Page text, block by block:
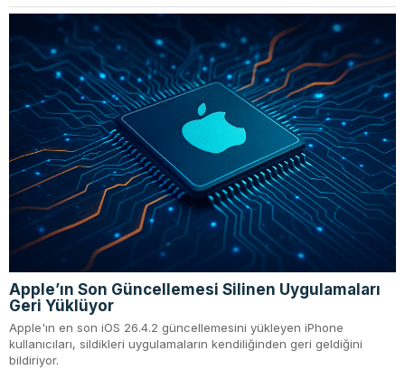
Apple’ın Son Güncellemesi Silinen Uygulamaları
Geri Yüklüyor
Apple'ın en son iOS 26.4.2 güncellemesini yükleyen iPhone
kullanıcıları, sildikleri uygulamaların kendiliğinden geri geldiğini
bildiriyor.